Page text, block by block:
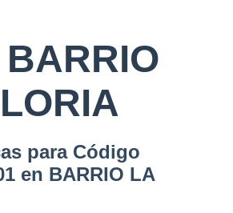
para Código
en BARRIO LA